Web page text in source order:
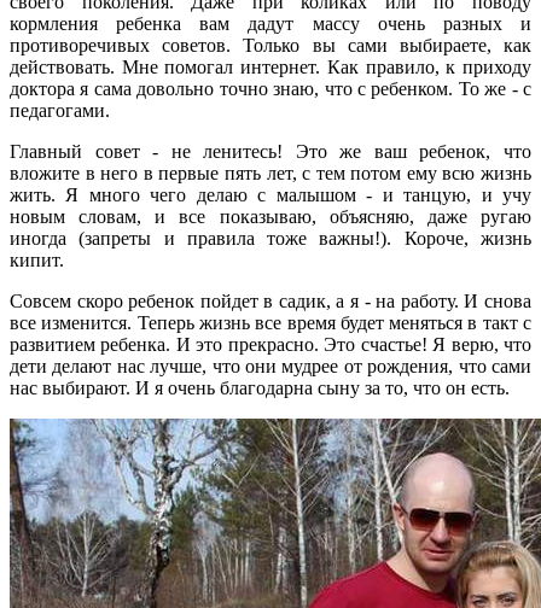
кормления ребенка вам дадут массу очень разных и
противоречивых советов. Только вы сами выбираете, как
действовать. Мне помогал интернет. Как правило, к приходу
доктора я сама довольно точно знаю, что с ребенком. То же - с
педагогами.
Главный совет - не ленитесь! Это же ваш ребенок, что
вложите в него в первые пять лет, с тем потом ему всю жизнь
жить. Я много чего делаю с малышом - и танцую, и учу
новым словам, и все показываю, объясняю, даже ругаю
иногда (запреты и правила тоже важны!). Короче, жизнь
кипит.
Совсем скоро ребенок пойдет в садик, а я - на работу. И снова
все изменится. Теперь жизнь все время будет меняться в такт с
развитием ребенка. И это прекрасно. Это счастье! Я верю, что
дети делают нас лучше, что они мудрее от рождения, что сами
нас выбирают. И я очень благодарна сыну за то, что он есть.